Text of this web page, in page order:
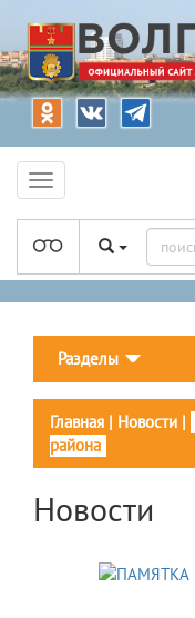
Разделы
Главная | Новости |
района
Новости